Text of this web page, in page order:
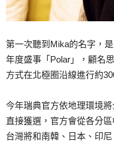
第一次聽到Mika的名字，
年度盛事「Polar」，顧名
方式在北極圈沿線進行約
今年瑞典官方依地理環境
直接獲選，官方會從各分
台灣將和南韓、日本、印